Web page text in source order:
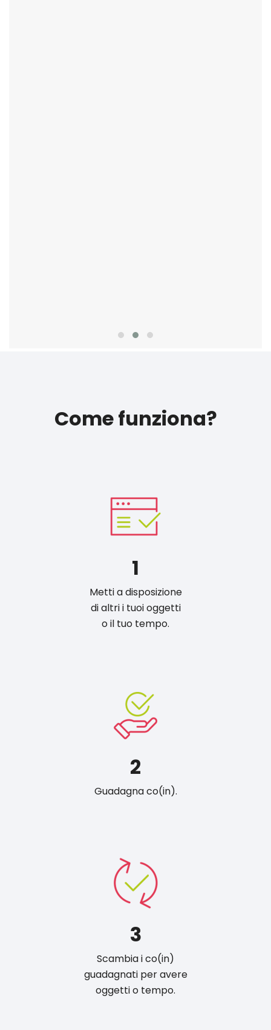
Come funziona?
1
Metti a disposizione
di altri i tuoi oggetti
o il tuo tempo.
2
Guadagna co(in).
3
Scambia i co(in)
guadagnati per avere
oggetti o tempo.